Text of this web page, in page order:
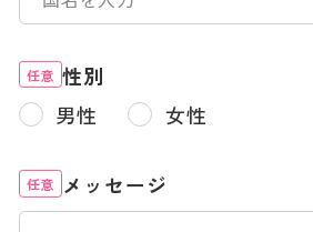
任意 性別
男性
女性
任意 メッセージ